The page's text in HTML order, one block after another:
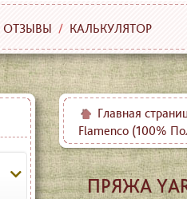
ОТЗЫВЫ / КАЛЬКУЛЯТОР
Главная
Flamenco (100%
ПРЯЖА